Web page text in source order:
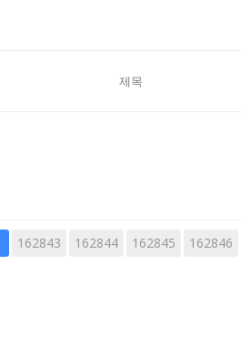
제목
162843 162844 162845 162846
다음 맨끝